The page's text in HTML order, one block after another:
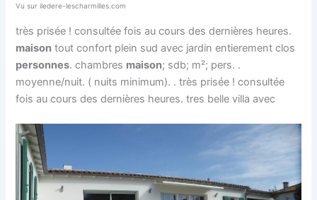
Vu sur iledere-lescharmilles.com
très prisée ! consultée fois au cours des dernières heures.
maison tout confort plein sud avec jardin entierement clos
personnes. chambres maison; sdb; m²; pers. .
moyenne/nuit. ( nuits minimum). . très prisée ! consultée
fois au cours des dernières heures. tres belle villa avec